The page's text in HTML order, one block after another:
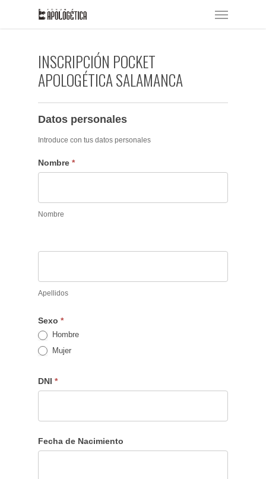
Menu
INSCRIPCIÓN POCKET
APOLOGÉTICA SALAMANCA
Datos personales
Introduce con tus datos personales
Nombre*
Nombre
Apellidos
Sexo*
Hombre
Mujer
DNI*
Fecha de Nacimiento